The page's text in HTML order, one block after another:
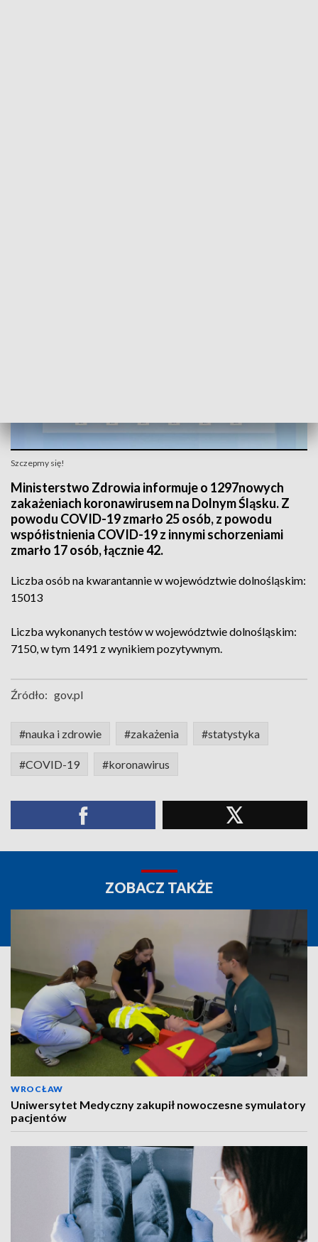
Szczepmy się!
Ministerstwo Zdrowia informuje o 1297nowych
zakażeniach koronawirusem na Dolnym Śląsku. Z
powodu COVID-19 zmarło 25 osób, z powodu
współistnienia COVID-19 z innymi schorzeniami
zmarło 17 osób, łącznie 42.
Liczba osób na kwarantannie w województwie dolnośląskim:
15013
Liczba wykonanych testów w województwie dolnośląskim:
7150, w tym 1491 z wynikiem pozytywnym.
Źródło: gov.pl
#nauka i zdrowie #zakażenia #statystyka
#COVID-19 #koronawirus
ZOBACZ TAKŻE
WROCŁAW
Uniwersytet Medyczny zakupił nowoczesne symulatory
pacjentów